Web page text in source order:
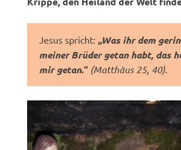
Jesus spricht: „Was ihr dem
meiner Brüder getan habt, das
mir getan.“ (Matthäus 25, 40).